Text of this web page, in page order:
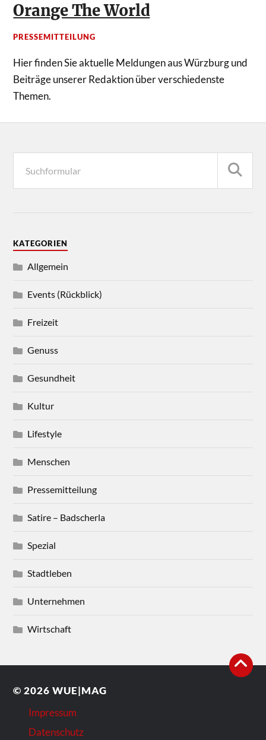
Orange The World
PRESSEMITTEILUNG
Hier finden Sie aktuelle Meldungen aus Würzburg und
Beiträge unserer Redaktion über verschiedenste
Themen.
KATEGORIEN
Allgemein
Events (Rückblick)
Freizeit
Genuss
Gesundheit
Kultur
Lifestyle
Menschen
Pressemitteilung
Satire – Badscherla
Spezial
Stadtleben
Unternehmen
Wirtschaft
© 2026WUE|MAG
Impressum
Datenschutz